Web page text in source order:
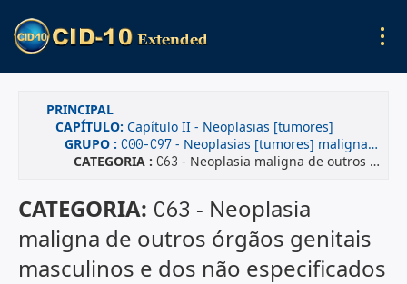
PRINCIPAL
CAPÍTULO: Capítulo II - Neoplasias [tumores]
GRUPO : C00-C97 - Neoplasias [tumores] malignas(os)
CATEGORIA : C63 - Neoplasia maligna de outros órgãos genitais masculinos e dos não especificados
CATEGORIA: C63 - Neoplasia
maligna de outros órgãos genitais
masculinos e dos não especificados